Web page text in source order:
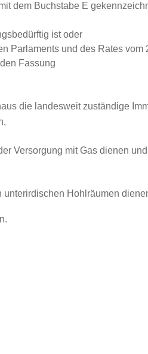
dem Buchstabe E
ist oder
Parlaments und des Rates vom
Fassung
die landesweit zuständige
Versorgung mit Gas dienen
Hohlräumen